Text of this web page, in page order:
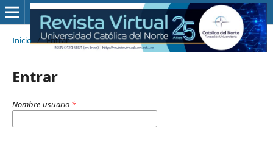
Inicio / Entrar
Entrar
Nombre usuario *